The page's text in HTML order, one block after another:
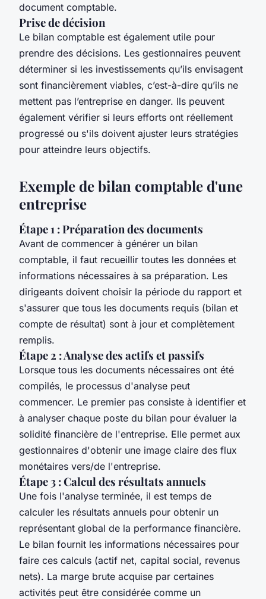
document comptable.
Prise de décision
Le bilan comptable est également utile pour
prendre des décisions. Les gestionnaires peuvent
déterminer si les investissements qu’ils envisagent
sont financièrement viables, c’est-à-dire qu’ils ne
mettent pas l’entreprise en danger. Ils peuvent
également vérifier si leurs efforts ont réellement
progressé ou s'ils doivent ajuster leurs stratégies
pour atteindre leurs objectifs.
Exemple de bilan comptable d'une
entreprise
Étape 1 : Préparation des documents
Avant de commencer à générer un bilan
comptable, il faut recueillir toutes les données et
informations nécessaires à sa préparation. Les
dirigeants doivent choisir la période du rapport et
s'assurer que tous les documents requis (bilan et
compte de résultat) sont à jour et complètement
remplis.
Étape 2 : Analyse des actifs et passifs
Lorsque tous les documents nécessaires ont été
compilés, le processus d'analyse peut
commencer. Le premier pas consiste à identifier et
à analyser chaque poste du bilan pour évaluer la
solidité financière de l'entreprise. Elle permet aux
gestionnaires d'obtenir une image claire des flux
monétaires vers/de l'entreprise.
Étape 3 : Calcul des résultats annuels
Une fois l'analyse terminée, il est temps de
calculer les résultats annuels pour obtenir un
représentant global de la performance financière.
Le bilan fournit les informations nécessaires pour
faire ces calculs (actif net, capital social, revenus
nets). La marge brute acquise par certaines
activités peut être considérée comme un